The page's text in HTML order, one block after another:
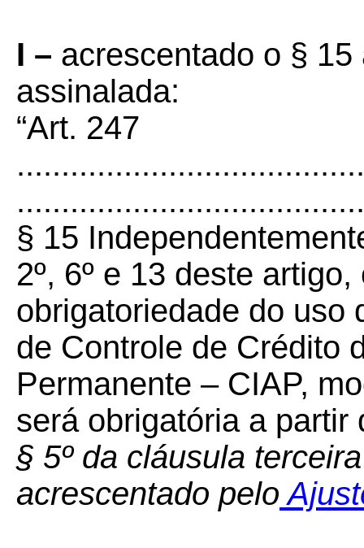
I – acrescentado o §
assinalada:
“Art. 247
§ 15
2º, 6º e 13 deste
obrigatoriedade do uso
de Controle de Crédito
Permanente – CIAP,
será obrigatória a
§ 5º da cláusula
acrescentado pelo